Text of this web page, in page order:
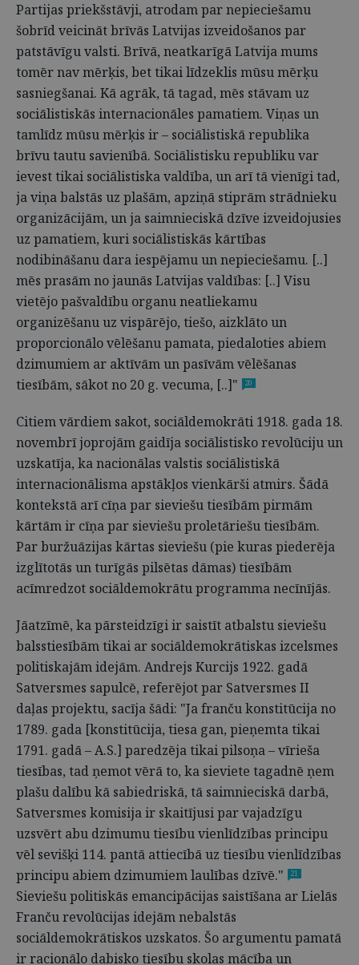
Partijas priekšstāvji, atrodam par nepieciešamu
šobrīd veicināt brīvās Latvijas izveidošanos par
patstāvīgu valsti. Brīvā, neatkarīgā Latvija mums
tomēr nav mērķis, bet tikai līdzeklis mūsu mērķu
sasniegšanai. Kā agrāk, tā tagad, mēs stāvam uz
sociālistiskās internacionāles pamatiem. Viņas un
tamlīdz mūsu mērķis ir – sociālistiskā republika
brīvu tautu savienībā. Sociālistisku republiku var
ievest tikai sociālistiska valdība, un arī tā vienīgi tad,
ja viņa balstās uz plašām, apziņā stiprām strādnieku
organizācijām, un ja saimnieciskā dzīve izveidojusies
uz pamatiem, kuri sociālistiskās kārtības
nodibināšanu dara iespējamu un nepieciešamu. [..]
mēs prasām no jaunās Latvijas valdības: [..] Visu
vietējo pašvaldību organu neatliekamu
organizēšanu uz vispārējo, tiešo, aizklāto un
proporcionālo vēlēšanu pamata, piedaloties abiem
dzimumiem ar aktīvām un pasīvām vēlēšanas
tiesībām, sākot no 20 g. vecuma, [..]"
20
Citiem vārdiem sakot, sociāldemokrāti 1918. gada 18.
novembrī joprojām gaidīja sociālistisko revolūciju un
uzskatīja, ka nacionālas valstis sociālistiskā
internacionālisma apstākļos vienkārši atmirs. Šādā
kontekstā arī cīņa par sieviešu tiesībām pirmām
kārtām ir cīņa par sieviešu proletāriešu tiesībām.
Par buržuāzijas kārtas sieviešu (pie kuras piederēja
izglītotās un turīgās pilsētas dāmas) tiesī­bām
acīmredzot sociāldemokrātu programma necīnījās.
Jāatzīmē, ka pārsteidzīgi ir saistīt atbalstu sieviešu
balsstiesībām tikai ar sociāldemokrātiskas izcelsmes
politiskajām idejām. Andrejs Kurcijs 1922. gadā
Satversmes sapulcē, referējot par Satversmes II
daļas projektu, sacīja šādi: "Ja franču konstitūcija no
1789. gada [konstitūcija, tiesa gan, pieņemta tikai
1791. gadā – A.S.] paredzēja tikai pilsoņa – vīrieša
tiesības, tad ņemot vērā to, ka sieviete tagadnē ņem
plašu dalību kā sabiedriskā, tā saimnieciskā darbā,
Satversmes komisija ir skaitījusi par vajadzīgu
uzsvērt abu dzimumu tiesību vienlīdzības principu
vēl sevišķi 114. pantā attiecībā uz tiesību vienlīdzības
principu abiem dzimumiem laulības dzīvē."
21
Sieviešu politiskās emancipācijas saistīšana ar Lielās
Franču revolūcijas idejām nebalstās
sociāldemokrātiskos uzskatos. Šo argumentu pamatā
ir racionālo dabisko tiesību skolas mācība un